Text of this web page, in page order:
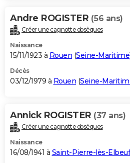
Andre ROGISTER (56 ans)
Créer une cagnotte obsèques
Naissance
15/11/1923 à Rouen (Seine-Maritime
Décès
03/12/1979 à Rouen (Seine-
Annick ROGISTER (37 ans)
Créer une cagnotte obsèques
Naissance
16/08/1941 à Saint-Pierre-lès-Elbeuf